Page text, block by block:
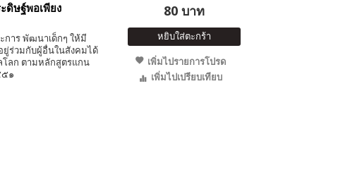
ดิษฐ์พอเพียง
าร พัฒนาเด็กๆ ให้มี
ร่วมกับผู้อื่นในสังคมได้
โลก ตามหลักสูตรแกน
๕๑
80 บาท
หยิบใส่ตะกร้า
เพิ่มไปรายการโปรด
เพิ่มไปเปรียบเทียบ